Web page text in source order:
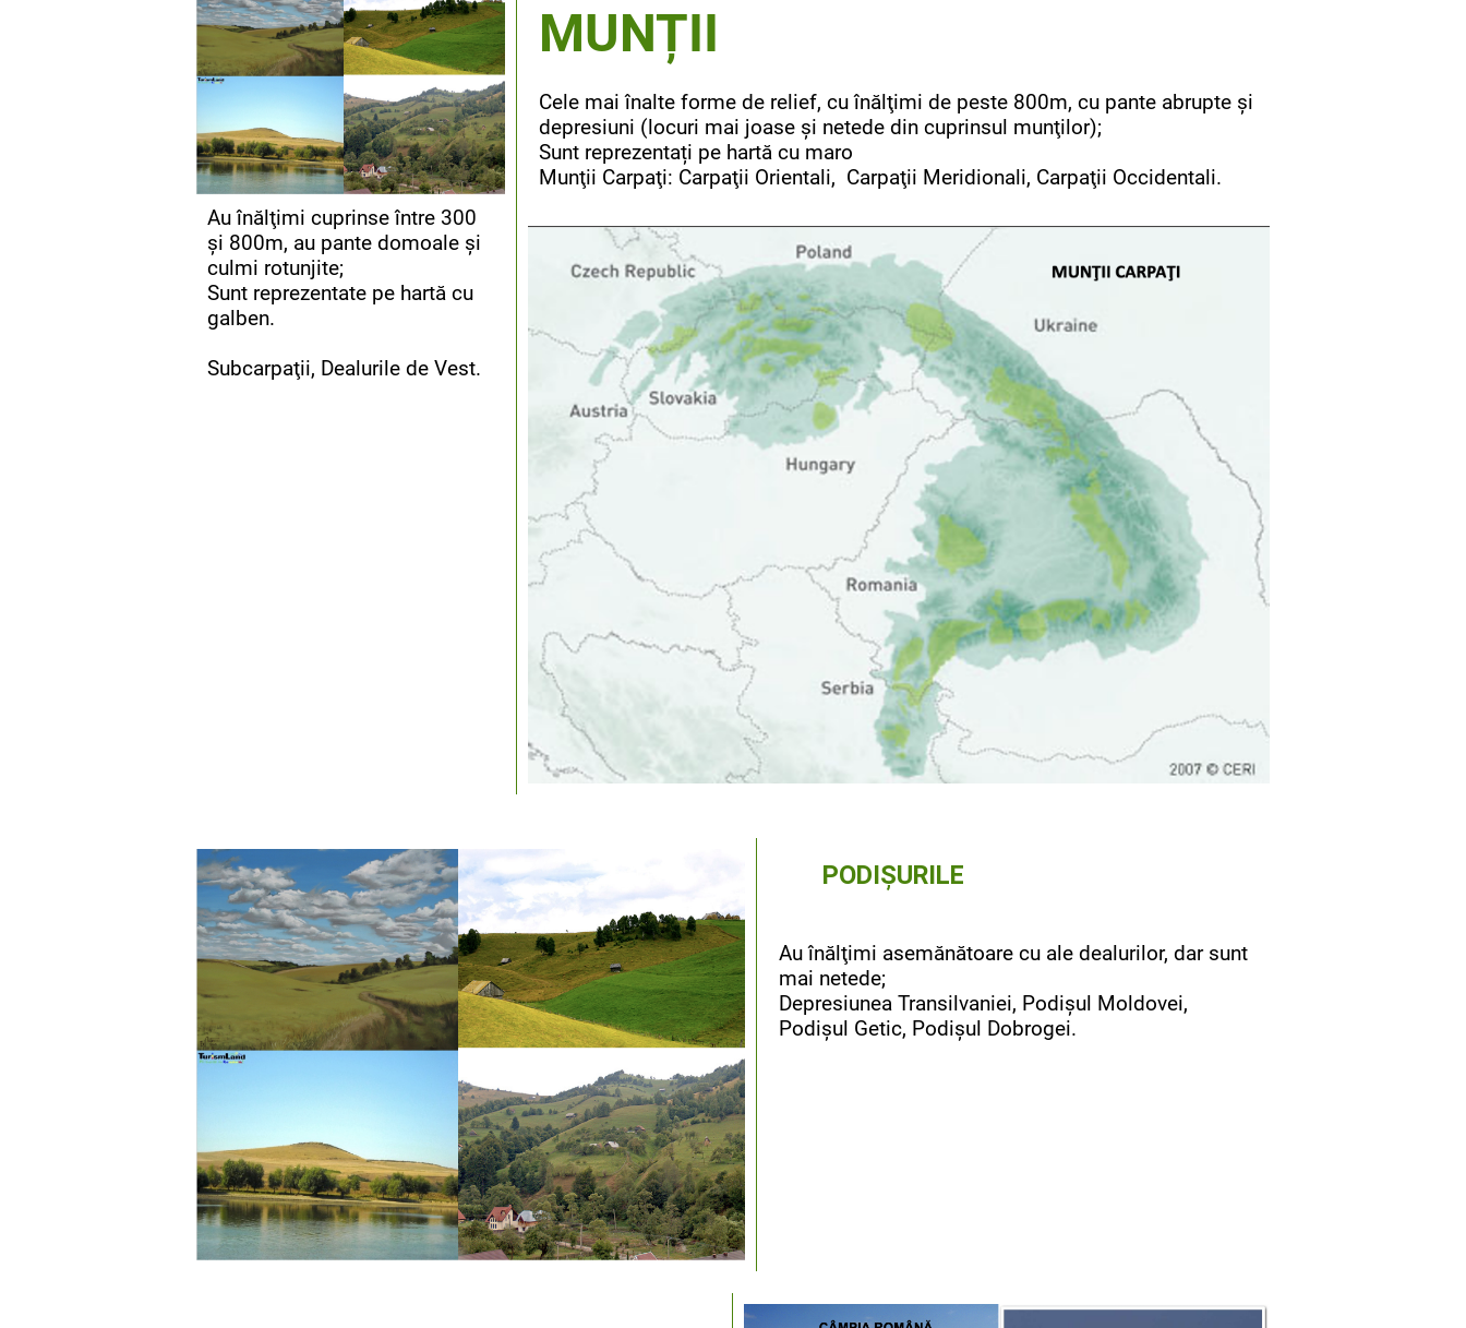
Au înălţimi cuprinse între 300
şi 800m, au pante domoale şi
culmi rotunjite;
Sunt reprezentate pe hartă cu
galben.
Subcarpaţii, Dealurile de Vest.
MUNȚII
Cele mai înalte forme de relief, cu înălţimi de peste 800m, cu pante abrupte şi
depresiuni (locuri mai joase şi netede din cuprinsul munţilor);
Sunt reprezentați pe hartă cu maro
Munţii Carpaţi: Carpaţii Orientali, Carpaţii Meridionali, Carpaţii Occidentali.
PODIȘURILE
Au înălţimi asemănătoare cu ale dealurilor, dar sunt
mai netede;
Depresiunea Transilvaniei, Podişul Moldovei,
Podişul Getic, Podişul Dobrogei.